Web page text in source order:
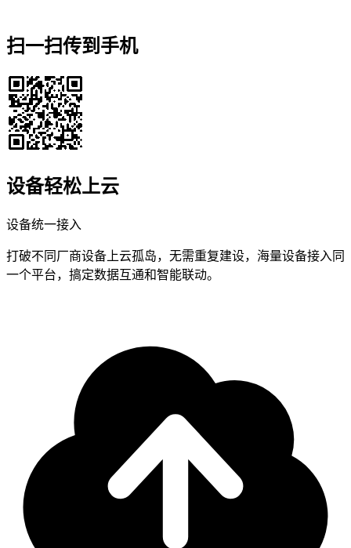
扫一扫传到手机
设备轻松上云
设备统一接入
打破不同厂商设备上云孤岛，无需重复建设，海量设备接入同
一个平台，搞定数据互通和智能联动。